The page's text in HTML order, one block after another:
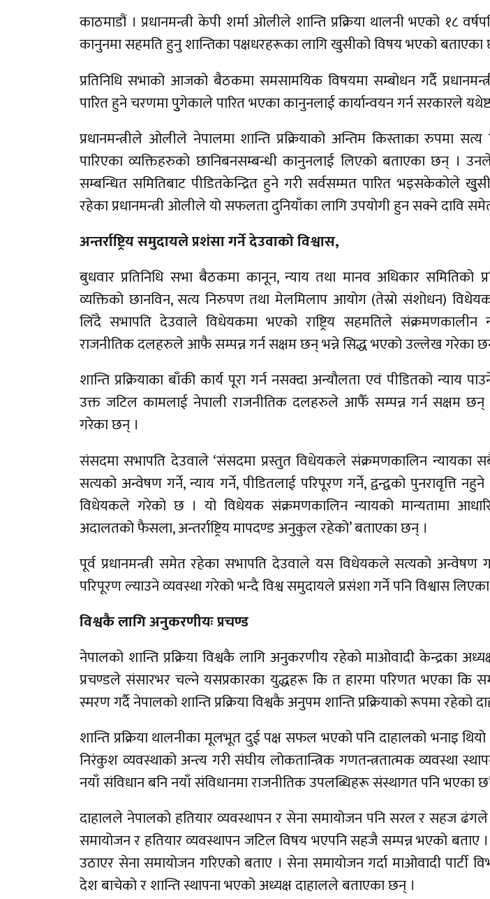
काठमाडौं । प्रधानमन्त्री केपी शर्मा ओलीले शान्ति प्रक्रिया थालनी भएको १८
कानुनमा सहमति हुनु शान्तिका पक्षधरहरूका लागि खुसीको विषय भएको बताएका
प्रतिनिधि सभाको आजको बैठकमा समसामयिक विषयमा सम्बोधन गर्दै
पारित हुने चरणमा पुुगेकाले पारित भएका कानुनलाई कार्यान्वयन गर्न सरकारले
प्रधानमन्त्रीले ओलीले नेपालमा शान्ति प्रक्रियाको अन्तिम किस्ताका रुपमा
पारिएका व्यक्तिहरुको छानिबनसम्बन्धी कानुनलाई लिएको बताएका छन् ।
सम्बन्धित समितिबाट पीडितकेन्द्रित हुने गरी सर्वसम्मत पारित भइसकेकोले
रहेका प्रधानमन्त्री ओलीले यो सफलता दुनियाँका लागि उपयोगी हुन सक्ने दावि
अन्तर्राष्ट्रिय समुदायले प्रशंसा गर्ने देउवाको विश्वास,
बुधवार प्रतिनिधि सभा बैठकमा कानून, न्याय तथा मानव अधिकार समितिको
व्यक्तिको छानविन, सत्य निरुपण तथा मेलमिलाप आयोग (तेस्रो संशोधन)
लिँदै सभापति देउवाले विधेयकमा भएको राष्ट्रिय सहमतिले संक्रमणकालीन
राजनीतिक दलहरुले आफै सम्पन्न गर्न सक्षम छन् भन्ने सिद्ध भएको उल्लेख गरेका
शान्ति प्रक्रियाका बाँकी कार्य पूरा गर्न नसक्दा अन्यौलता एवं पीडितको न्याय
उक्त जटिल कामलाई नेपाली राजनीतिक दलहरुले आफैँ सम्पन्न गर्न सक्षम
गरेका छन् ।
संसदमा सभापति देउवाले ‘संसदमा प्रस्तुत विधेयकले संक्रमणकालिन न्यायका
सत्यको अन्वेषण गर्ने, न्याय गर्ने, पीडितलाई परिपूरण गर्ने, द्वन्द्वको पुनरावृत्ति
विधेयकले गरेको छ । यो विधेयक संक्रमणकालिन न्यायको मान्यतामा
अदालतको फैसला, अन्तर्राष्ट्रिय मापदण्ड अनुकुल रहेको’ बताएका छन् ।
पूर्व प्रधानमन्त्री समेत रहेका सभापति देउवाले यस विधेयकले सत्यको अन्वेषण
परिपूरण ल्याउने व्यवस्था गरेको भन्दै विश्व समुदायले प्रसंशा गर्ने पनि विश्वास
विश्वकै लागि अनुकरणीयः प्रचण्ड
नेपालको शान्ति प्रक्रिया विश्वकै लागि अनुकरणीय रहेको माओवादी केन्द्रका
प्रचण्डले संसारभर चल्ने यसप्रकारका युद्धहरू कि त हारमा परिणत भएका कि
स्मरण गर्दै नेपालको शान्ति प्रक्रिया विश्वकै अनुपम शान्ति प्रक्रियाको रूपमा रहेको
शान्ति प्रक्रिया थालनीका मूलभूत दुई पक्ष सफल भएको पनि दाहालको भनाइ थियो
निरंकुश व्यवस्थाको अन्त्य गरी संघीय लोकतान्त्रिक गणतन्त्रतात्मक व्यवस्था
नयाँ संविधान बनि नयाँ संविधानमा राजनीतिक उपलब्धिहरू संस्थागत पनि भएका
दाहालले नेपालको हतियार व्यवस्थापन र सेना समायोजन पनि सरल र सहज
समायोजन र हतियार व्यवस्थापन जटिल विषय भएपनि सहजै सम्पन्न भएको
उठाएर सेना समायोजन गरिएको बताए । सेना समायोजन गर्दा माओवादी पार्टी
देश बाचेको र शान्ति स्थापना भएको अध्यक्ष दाहालले बताएका छन् ।